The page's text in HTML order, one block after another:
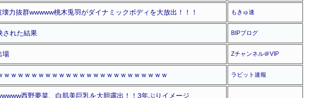
力抜群wwwww桃木兎羽がダイナミックボディを大放出！！！ もきゅ速
された結果 BIPブログ
場 Zチャンネル＠VIP
ｗｗｗｗｗｗｗｗｗｗｗｗｗｗｗｗｗｗｗｗｗｗｗ ラビット速報
西野夢菜、白肌美巨乳を大胆露出！！3年ぶりイメージ